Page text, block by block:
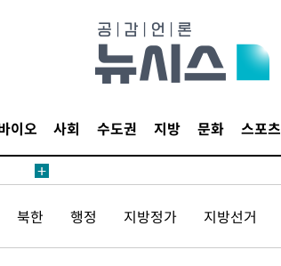
이오 사회 수도권 지방 문화 스포츠
북한 행정 지방정가 지방선거